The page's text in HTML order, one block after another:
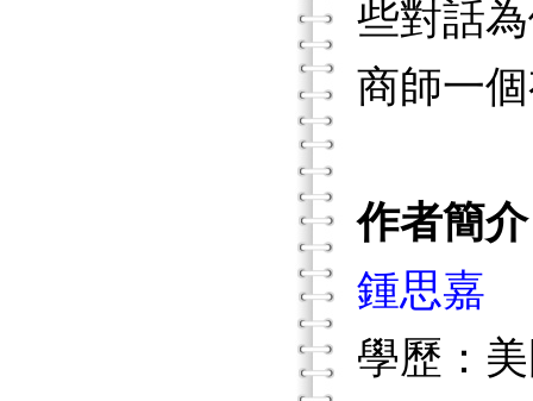
些對話
商師一
作者簡介
鍾思嘉
學歷：